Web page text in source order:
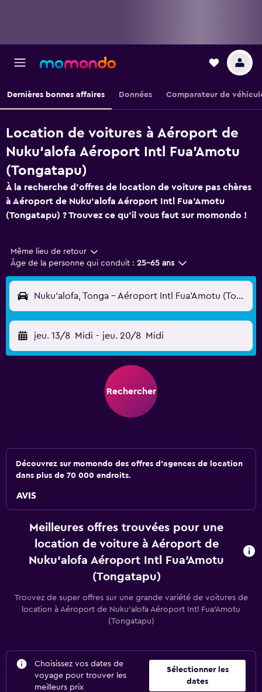
Dernières bonnes affaires Données Comparateur de
Location de voitures à Aéroport de
Nuku‘alofa Aéroport Intl Fua'Amotu
(Tongatapu)
À la recherche d'offres de location de voiture pas chères
à Aéroport de Nuku‘alofa Aéroport Intl Fua'Amotu
(Tongatapu) ? Trouvez ce qu'il vous faut sur momondo !
Même lieu de retour
Âge de la personne qui conduit : 25-65 ans
Nuku‘alofa, Tonga - Aéroport Intl Fua'Amotu (Tongatapu) (TBU)
jeu. 13/8 Midi - jeu. 20/8 Midi
Rechercher
Découvrez sur momondo des offres d'agences de location
dans plus de 70 000 endroits.
Meilleures offres trouvées pour une
location de voiture à Aéroport de
Nuku‘alofa Aéroport Intl Fua'Amotu
(Tongatapu)
Trouvez de super offres sur une grande variété de voitures de
location à Aéroport de Nuku‘alofa Aéroport Intl Fua'Amotu
(Tongatapu)
Choisissez vos dates de
voyage pour trouver les
meilleurs prix
Sélectionner les
dates